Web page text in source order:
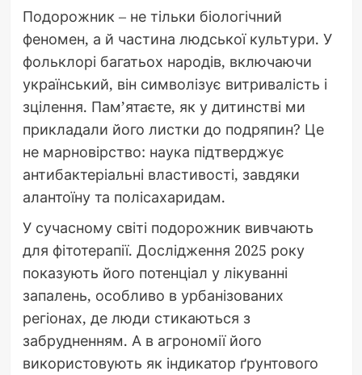
Подорожник – не тільки біологічний
феномен, а й частина людської культури. У
фольклорі багатьох народів, включаючи
український, він символізує витривалість і
зцілення. Пам’ятаєте, як у дитинстві ми
прикладали його листки до подряпин? Це
не марновірство: наука підтверджує
антибактеріальні властивості, завдяки
алантоїну та полісахаридам.
У сучасному світі подорожник вивчають
для фітотерапії. Дослідження 2025 року
показують його потенціал у лікуванні
запалень, особливо в урбанізованих
регіонах, де люди стикаються з
забрудненням. А в агрономії його
використовують як індикатор ґрунтового